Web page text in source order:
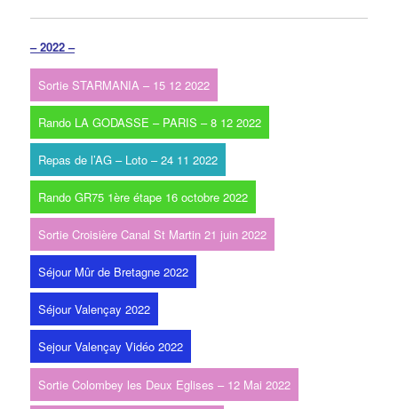
– 2022 –
Sortie STARMANIA – 15 12 2022
Rando LA GODASSE – PARIS – 8 12 2022
Repas de l’AG – Loto – 24 11 2022
Rando GR75 1ère étape 16 octobre 2022
Sortie Croisière Canal St Martin 21 juin 2022
Séjour Mûr de Bretagne 2022
Séjour Valençay 2022
Sejour Valençay Vidéo 2022
Sortie Colombey les Deux Eglises – 12 Mai 2022